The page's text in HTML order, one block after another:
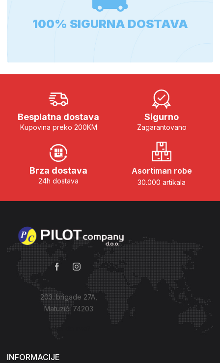
100% SIGURNA DOSTAVA
Besplatna dostava
Kupovina preko 200KM
Sigurno
Zagarantovano
Brza dostava
24h dostava
Asortiman robe
30.000 artikala
203. brigade 27A,
Matuzići 74203
Kako do nas?
INFORMACIJE